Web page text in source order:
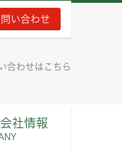
い合わせ
合わせはこちら
社情報